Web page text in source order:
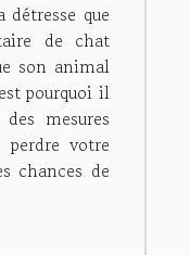
que
de chat
son animal
pourquoi il
mesures
votre
chances de